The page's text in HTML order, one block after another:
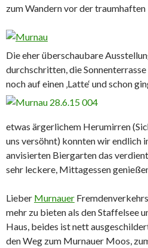
zum Wandern vor der traumhaften
Die eher überschaubare
durchschritten, die
noch auf einen ‚Latte‘ undschon
etwas ärgerlichem Herumirren
uns versöhnt) konnten wir endlich
anvisierten Biergarten das
sehr leckere, Mittagessen
Lieber Murnauer
mehr zu bieten als den Staffelsee
Haus, beides ist nett
den Weg zum Murnauer Moos,